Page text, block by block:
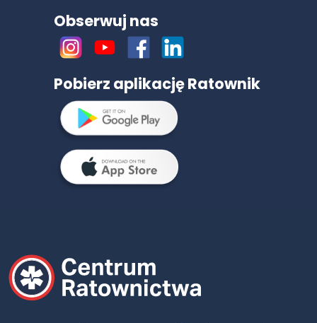
Obserwuj nas
Pobierz aplikację Ratownik